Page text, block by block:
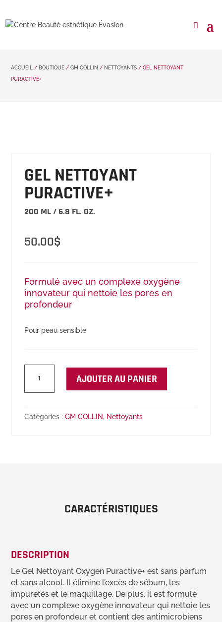
ACCUEIL / BOUTIQUE /GM COLLIN / NETTOYANTS / GEL NETTOYANT
PURACTIVE+
GEL NETTOYANT
PURACTIVE+
200 ML / 6.8 FL. OZ.
50.00$
Formulé avec un complexe oxygène
innovateur qui nettoie les pores en
profondeur
Pour peau sensible
Gel
Puractive+
AJOUTER AU PANIER
Catégories :GM COLLIN, Nettoyants
CARACTÉRISTIQUES
DESCRIPTION
Le Gel Nettoyant Oxygen Puractive+ est sans parfum
et sans alcool. Il élimine l’excès de sébum, les
impuretés et le maquillage. De plus, il est formulé
avec un complexe oxygène innovateur qui nettoie les
pores en profondeur et contient des antimicrobiens